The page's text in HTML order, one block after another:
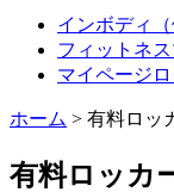
インボディ（
フィットネ
マイページ
ホーム > 有料ロッ
有料ロッカ